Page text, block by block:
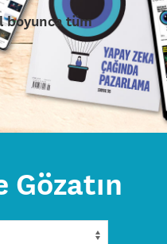
boyunca tüm
Gözatın